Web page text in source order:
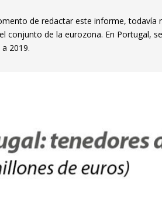
de redactar este informe, todavía
conjunto de la eurozona. En Portugal,
2019.